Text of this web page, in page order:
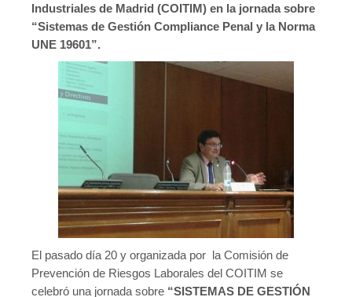
Jurisprudencia
Publicaciones de las asociaciones
Publicaciones de otros colectivos
Prevencionistas
Prevencionistas SST
Novedades
Novedades del consejo
Novedades de asociaciones
Novedades legislativas
Novedades tecnicas
Industriales de Madrid (COITIM) en la jornada sobre
“Sistemas de Gestión Compliance Penal y la Norma
UNE 19601”.
El pasado día 20 y organizada por la Comisión de
Prevención de Riesgos Laborales del COITIM se
celebró una jornada sobre “SISTEMAS DE GESTIÓN